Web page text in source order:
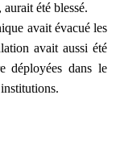
été blessé.
avait évacué les
avait aussi été
déployées dans le